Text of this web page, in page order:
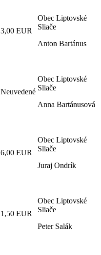
3,00 EUR
Obec Liptovské
Sliače
Anton Bartánus
Neuvedené
Obec Liptovské
Sliače
Anna Bartánusová
6,00 EUR
Obec Liptovské
Sliače
Juraj Ondrík
1,50 EUR
Obec Liptovské
Sliače
Peter Salák